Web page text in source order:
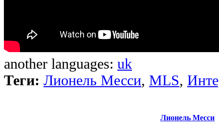
another languages: uk
Теги: Лионель Месси, MLS,
Лионель Месси